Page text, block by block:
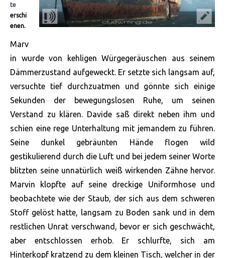
te
erschi
enen.
Marv
in wurde von kehligen Würgegeräuschen aus seinem
Dämmerzustand aufgeweckt. Er setzte sich langsam auf,
versuchte tief durchzuatmen und gönnte sich einige
Sekunden der bewegungslosen Ruhe, um seinen
Verstand zu klären. Davide saß direkt neben ihm und
schien eine rege Unterhaltung mit jemandem zu führen.
Seine dunkel gebräunten Hände flogen wild
gestikulierend durch die Luft und bei jedem seiner Worte
blitzten seineunnatürlich weiß wirkenden Zähne hervor.
Marvin klopfte auf seine dreckige Uniformhose und
beobachtete wie der Staub, der sich aus dem schweren
Stoff gelöst hatte, langsam zu Boden sank und in dem
restlichen Unrat verschwand, bevor er sich geschwächt,
aber entschlossen erhob. Er schlurfte, sich am
Hinterkopf kratzend zu dem kleinen Tisch, welcher in der